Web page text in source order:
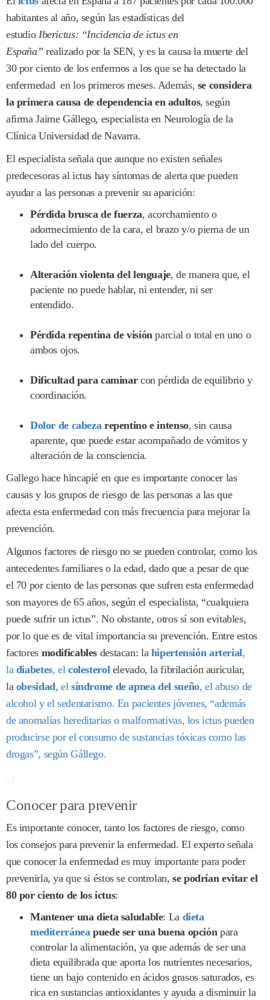
habitantes al año, según las estadísticas del
estudio Iberictus: “Incidencia de ictus en
España” realizado por la SEN, y es la causa la muerte del
30 por ciento de los enfermos a los que se ha detectado la
enfermedad en los primeros meses. Además, se considera
la primera causa de dependencia en adultos, según
afirma Jaime Gállego, especialista en Neurología de la
Clínica Universidad de Navarra.
El especialista señala que aunque no existen señales
predecesoras al ictus hay síntomas de alerta que pueden
ayudar a las personas a prevenir su aparición:
Pérdida brusca de fuerza, acorchamiento o
adormecimiento de la cara, el brazo y/o pierna de un
lado del cuerpo.
Alteración violenta del lenguaje, de manera que, el
paciente no puede hablar, ni entender, ni ser
entendido.
Pérdida repentina de visión parcial o total en uno o
ambos ojos.
Dificultad para caminarcon pérdida de equilibrio y
coordinación.
Dolor de cabeza repentino e intenso, sin causa
aparente, que puede estar acompañado de vómitos y
alteración de la consciencia.
Gallego hace hincapié en que es importante conocer las
causas y los grupos de riesgo de las personas a las que
afecta esta enfermedad con más frecuencia para mejorar la
prevención.
Algunos factores de riesgo no se pueden controlar, como los
antecedentes familiares o la edad, dado que a pesar de que
el 70 por ciento de las personas que sufren esta enfermedad
son mayores de 65 años, según el especialista, “cualquiera
puede sufrir un ictus”. No obstante, otros sí son evitables,
por lo que es de vital importancia su prevención. Entre estos
factores modificables destacan: la hipertensión arterial,
la diabetes, el colesterol elevado, la fibrilación auricular,
la obesidad, el síndrome de apnea del sueño, el abuso de
alcohol y el sedentarismo. En pacientes jóvenes, “además
de anomalías hereditarias o malformativas, los ictus pueden
producirse por el consumo de sustancias tóxicas como las
drogas”, según Gállego.
Conocer para prevenir
Es importante conocer, tanto los factores de riesgo, como
los consejos para prevenir la enfermedad. El experto señala
que conocer la enfermedad es muy importante para poder
prevenirla, ya que si éstos se controlan,se podrían evitar el
80 por ciento de los ictus:
Mantener una dieta saludable: La dieta
mediterránea puede ser una buena opción para
controlar la alimentación, ya que además de ser una
dieta equilibrada que aporta los nutrientes necesarios,
tiene un bajo contenido en ácidos grasos saturados, es
rica en sustancias antioxidantes y ayuda a disminuir la